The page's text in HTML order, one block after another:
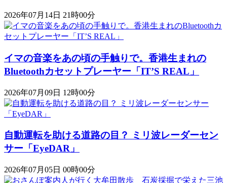
2026年07月14日 21時00分
イマの音楽をあの頃の手触りで。香港生まれの
Bluetoothカセットプレーヤー「IT’S REAL」
2026年07月09日 12時00分
自動運転を助ける道路の目？ ミリ波レーダーセン
サー「EyeDAR」
2026年07月05日 00時00分